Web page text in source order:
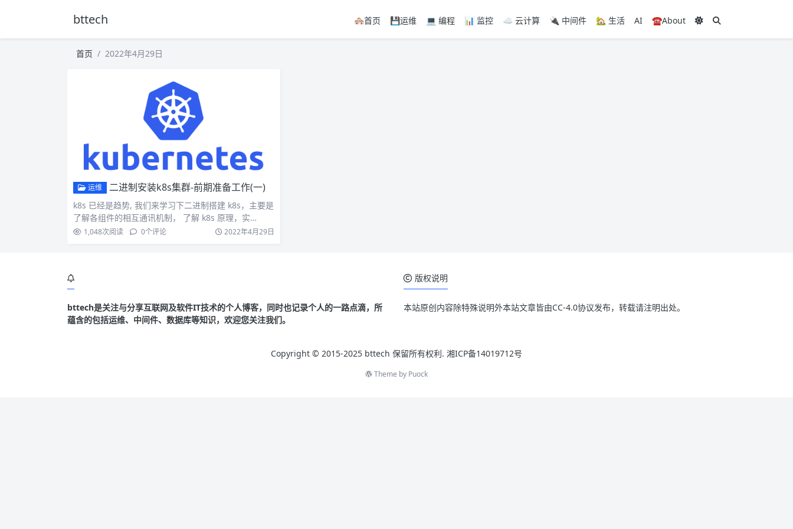
bttech 🏘首页 💾运维 💻 编程 📊 监控 ☁️ 云计算 🔌 中间件 🏡 生活 AI ☎️About
首页 2022年4月29日
运维 二进制安装k8s集群-前期准备工作(一)
k8s 已经是趋势, 我们来学习下二进制搭建 k8s，主要是
了解各组件的相互通讯机制， 了解 k8s 原理，实…
1,048次阅读 0个评论 2022年4月29日
bttech是关注与分享互联网及软件IT技术的个人博客，同时也记录个人的一路点滴，所
蕴含的包括运维、中间件、数据库等知识，欢迎您关注我们。
版权说明
本站原创内容除特殊说明外本站文章皆由CC-4.0协议发布，转载请注明出处。
Copyright © 2015-2025 bttech 保留所有权利. 湘ICP备14019712号
Theme by Puock